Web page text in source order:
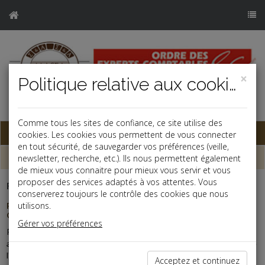
Base documentaire
Dépêches
Fiscal TPE-31/07/2026
REVENUS FONCIERS : UNE FACTURE DE TRAVAUX QUI NE
CONVAINC PAS
Pour être déductibles des revenus fonciers, les travaux doivent
avoir été effectués par le propriétaire, réellement payés au cours de
l'année d'imposition...
×
Politique relative aux cookies
Comme tous les sites de confiance, ce site utilise des
cookies. Les cookies vous permettent de vous connecter
en tout sécurité, de sauvegarder vos préférences (veille,
newsletter, recherche, etc.). Ils nous permettent également
de mieux vous connaitre pour mieux vous servir et vous
proposer des services adaptés à vos attentes. Vous
conserverez toujours le contrôle des cookies que nous
utilisons.
Gérer vos préférences
Acceptez et continuez